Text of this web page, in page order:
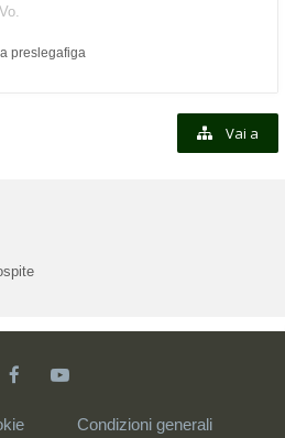
preslegafiga
Vai a
Condizioni generali